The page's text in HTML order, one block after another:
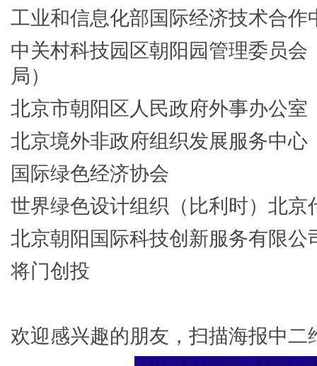
工业和信息化部国际经济技术合作
中关村科技园区朝阳园管理委员
局）
北京市朝阳区人民政府外事办公室
北京境外非政府组织发展服务中心
国际绿色经济协会
世界绿色设计组织（比利时）北京
北京朝阳国际科技创新服务有限公
将门创投
欢迎感兴趣的朋友，扫描海报中二